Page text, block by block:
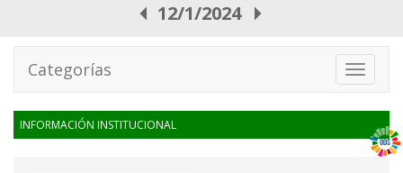
12/1/2024
Toggle
Categorías
INFORMACIÓN INSTITUCIONAL